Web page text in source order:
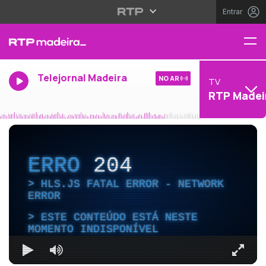
Entrar
Telejornal Madeira NO AR TV
RTP
ERRO204
HLS.JS FATAL ERROR - NETWORK
ERROR
ESTE CONTEÚDO ESTÁ NESTE
MOMENTO INDISPONÍVEL